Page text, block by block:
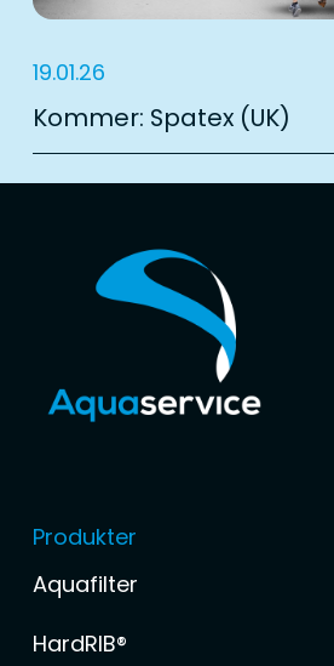
19.01.26
Kommer: Spatex (UK)
Produkter
Aquafilter
HardRIB®